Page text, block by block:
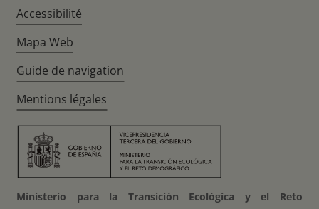
Accessibilité
Mapa Web
Guide de navigation
Mentions légales
Ministerio para la Transición Ecológica y el Reto